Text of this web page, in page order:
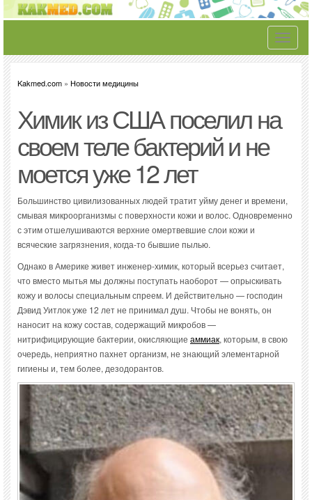
Toggle
Kakmed.com » Новости медицины
Химик из США поселил на
своем теле бактерий и не
моется уже 12 лет
Большинство цивилизованных людей тратит уйму денег и времени,
смывая микроорганизмы с поверхности кожи и волос. Одновременно
с этим отшелушиваются верхние омертвевшие слои кожи и
всяческие загрязнения, когда-то бывшие пылью.
Однако в Америке живет инженер-химик, который всерьез считает,
что вместо мытья мы должны поступать наоборот — опрыскивать
кожу и волосы специальным спреем. И действительно — господин
Дэвид Уитлок уже 12 лет не принимал душ. Чтобы не вонять, он
наносит на кожу состав, содержащий микробов —
нитрифицирующие бактерии, окисляющие аммиак, которым, в свою
очередь, неприятно пахнет организм, не знающий элементарной
гигиены и, тем более, дезодорантов.